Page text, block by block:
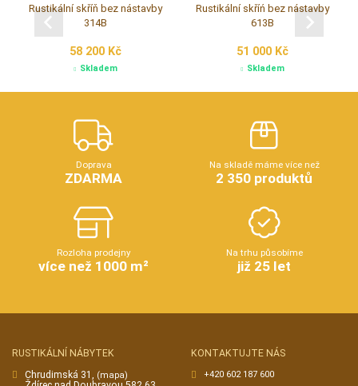
Rustikální skříň bez nástavby
314B
58 200 Kč
Skladem
Rustikální skříń bez nástavby
613B
51 000 Kč
Skladem
Doprava
ZDARMA
Na skladě máme více než
2 350 produktů
Rozloha prodejny
více než 1000 m²
Na trhu působíme
již 25 let
RUSTIKÁLNÍ NÁBYTEK
Chrudimská 31, (mapa)
KONTAKTUJTE NÁS
+420 602 187 600